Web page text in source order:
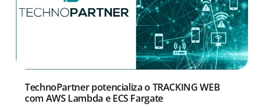
TechnoPartner potencializa o TRACKING WEB
com AWS Lambda e ECS Fargate